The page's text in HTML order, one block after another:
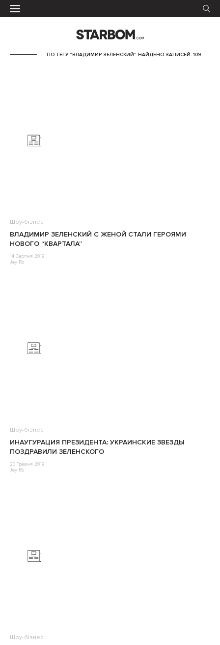
ПО ТЕГУ “ВЛАДИМИР ЗЕЛЕНСКИЙ” НАЙДЕНО ЗАПИСЕЙ: 109
Шоу-бізнес
ВЛАДИМИР ЗЕЛЕНСКИЙ С ЖЕНОЙ СТАЛИ ГЕРОЯМИ
НОВОГО “КВАРТАЛА”
14 Серпня 2019
Jey Ro
Шоу-бізнес
ИНАУГУРАЦИЯ ПРЕЗИДЕНТА: УКРАИНСКИЕ ЗВЕЗДЫ
ПОЗДРАВИЛИ ЗЕЛЕНСКОГО
20 Травня 2019
Jey Ro
Шоу-бізнес